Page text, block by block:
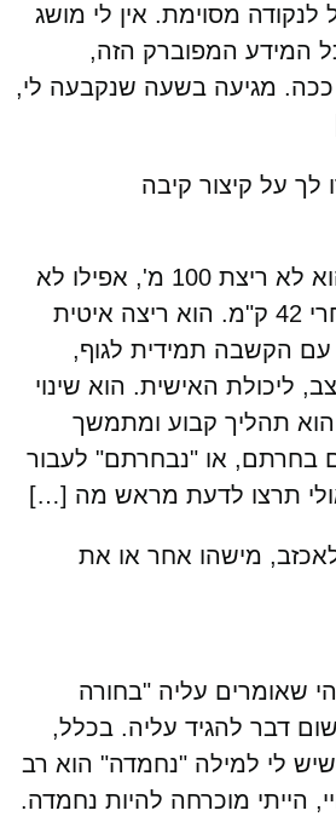
מסוימת. אין לי מושג
המידע המפוברק הזה,
מגיעה בשעה שנקבעה לי,
ניתוח קיצור קיבה הוא לא ריצת 100 מ', אפילו לא
מרתון שמסתיים אחרי 42 ק"מ. הוא ריצה איטית
עם הקשבה תמידית לגוף,
ליכולת האישית. הוא שינוי
הוא תהליך קבוע ומתמשך
בחרתם, או "נבחרתם" לעבור
אולי תרצו לדעת מראש מה […]
מישהו אחר או את
שאומרים עליה "בחורה
דבר להגיד עליה. בכלל,
שיש לי למילה "נחמדה" הוא רב
הייתי מוכרחה להיות נחמדה.